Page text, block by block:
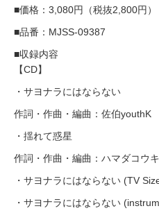
■価格：3,080円（税抜2,800円）
■品番：MJSS-09387
■収録内容
【CD】
・サヨナラにはならない
作詞・作曲・編曲：佐伯youthK
・揺れて惑星
作詞・作曲・編曲：ハマダコウキ
・サヨナラにはならない (TV
・サヨナラにはならない